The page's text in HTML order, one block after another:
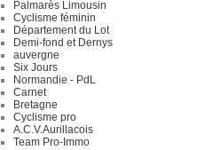
Palmarès Limousin
Cyclisme féminin
Département du Lot
Demi-fond et Dernys
auvergne
Six Jours
Normandie - PdL
Carnet
Bretagne
Cyclisme pro
A.C.V.Aurillacois
Team Pro-Immo